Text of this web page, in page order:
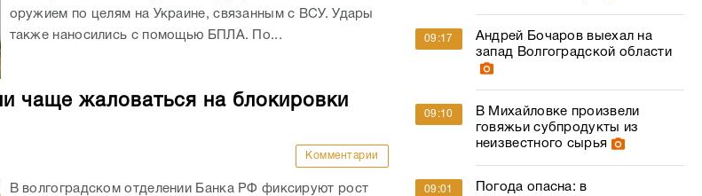
оружием по целям на Украине, связанным с ВСУ. Удары
также наносились с помощью БПЛА. По...
чаще жаловаться на блокировки
Комментарии
В волгоградском отделении Банка РФ фиксируют рост
09:17
Андрей Бочаров выехал на
запад Волгоградской области
09:10
В Михайловке произвели
говяжьи субпродукты из
неизвестного сырья
09:01
Погода опасна: в